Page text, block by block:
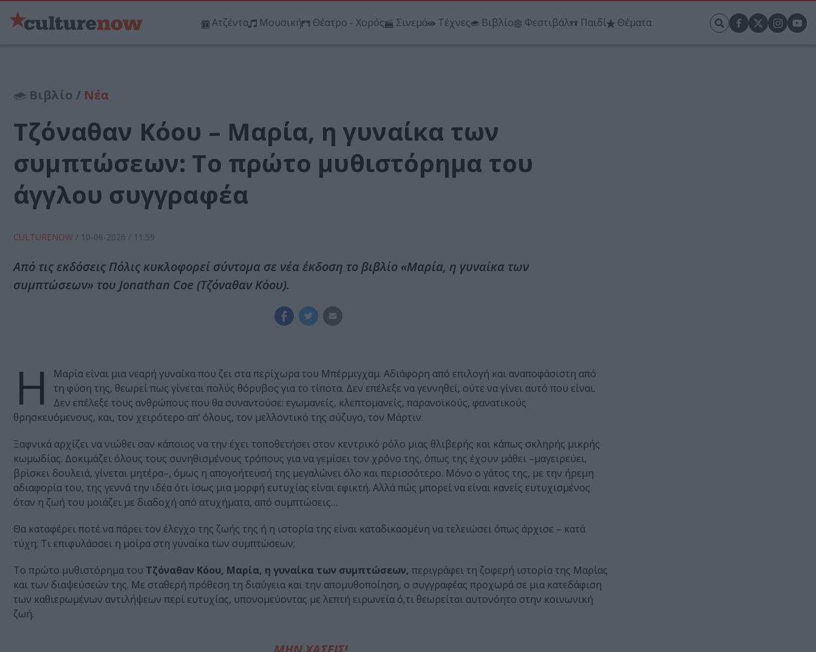
Ατζέντα Μουσική Θέατρο - Χορός Σινεμά Τέχνες Βιβλίο Φεστιβάλ Παιδί Θέματα
Βιβλίο / Νέα
Τζόναθαν Κόου – Μαρία, η γυναίκα των
συμπτώσεων: Το πρώτο μυθιστόρημα του
άγγλου συγγραφέα
CULTURENOW / 10-06-2026 / 11:59
Από τις εκδόσεις Πόλις κυκλοφορεί σύντομα σε νέα έκδοση το βιβλίο «Μαρία, η γυναίκα των
συμπτώσεων» του Jonathan Coe (Τζόναθαν Κόου).
Η
Μαρία είναι μια νεαρή γυναίκα που ζει στα περίχωρα του Μπέρμιγχαμ. Αδιάφορη από επιλογή και αναποφάσιστη από
τη φύση της, θεωρεί πως γίνεται πολύς θόρυβος για το τίποτα. Δεν επέλεξε να γεννηθεί, ούτε να γίνει αυτό που είναι.
Δεν επέλεξε τους ανθρώπους που θα συναντούσε: εγωμανείς, κλεπτομανείς, παρανοϊκούς, φανατικούς
θρησκευόμενους, και, τον χειρότερο απ’ όλους, τον μελλοντικό της σύζυγο, τον Μάρτιν.
Ξαφνικά αρχίζει να νιώθει σαν κάποιος να την έχει τοποθετήσει στον κεντρικό ρόλο μιας θλιβερής και κάπως σκληρής μικρής
κωμωδίας. Δοκιμάζει όλους τους συνηθισμένους τρόπους για να γεμίσει τον χρόνο της, όπως της έχουν μάθει –μαγειρεύει,
βρίσκει δουλειά, γίνεται μητέρα–, όμως η απογοήτευσή της μεγαλώνει όλο και περισσότερο. Μόνο ο γάτος της, με την ήρεμη
αδιαφορία του, της γεννά την ιδέα ότι ίσως μια μορφή ευτυχίας είναι εφικτή. Αλλά πώς μπορεί να είναι κανείς ευτυχισμένος
όταν η ζωή του μοιάζει με διαδοχή από ατυχήματα, από συμπτώσεις…
Θα καταφέρει ποτέ να πάρει τον έλεγχο της ζωής της ή η ιστορία της είναι καταδικασμένη να τελειώσει όπως άρχισε – κατά
τύχη; Τι επιφυλάσσει η μοίρα στη γυναίκα των συμπτώσεων;
Το πρώτο μυθιστόρημα του Τζόναθαν Κόου, Μαρία, η γυναίκα των συμπτώσεων, περιγράφει τη ζοφερή ιστορία της Μαρίας
και των διαψεύσεών της. Με σταθερή πρόθεση τη διαύγεια και την απομυθοποίηση, ο συγγραφέας προχωρά σε μια κατεδάφιση
των καθιερωμένων αντιλήψεων περί ευτυχίας, υπονομεύοντας με λεπτή ειρωνεία ό,τι θεωρείται αυτονόητο στην κοινωνική
ζωή.